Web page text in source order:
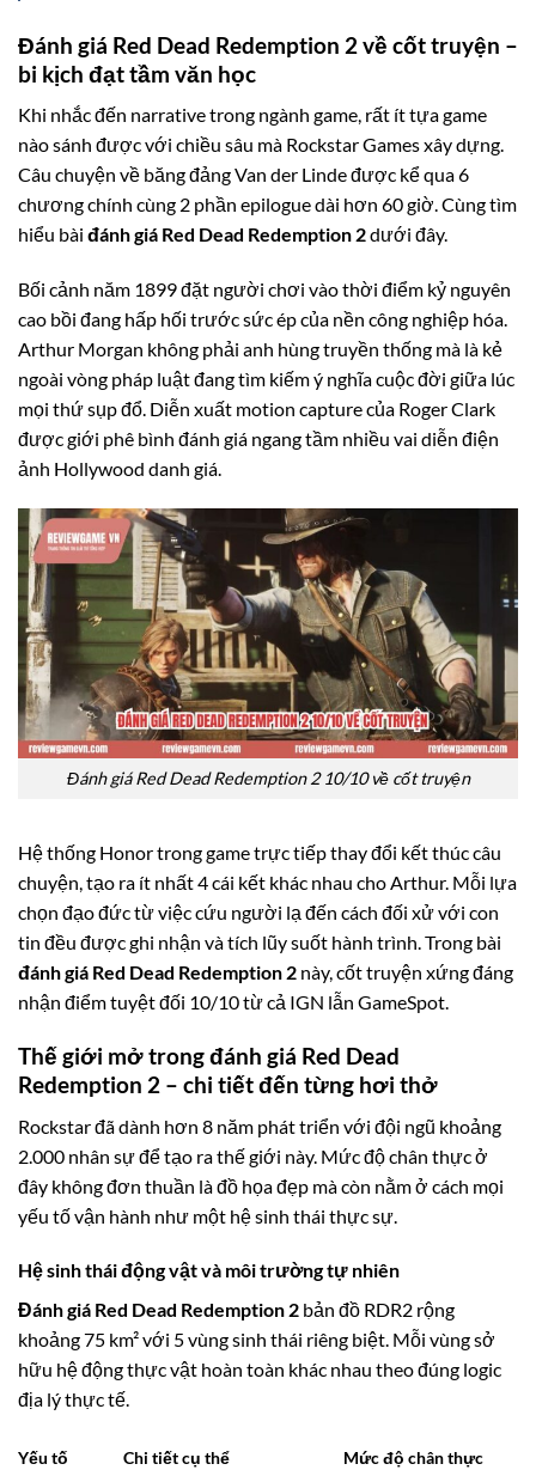
Đánh giá Red Dead Redemption 2 về cốt truyện –
bi kịch đạt tầm văn học
Khi nhắc đến narrative trong ngành game, rất ít tựa game
nào sánh được với chiều sâu mà Rockstar Games xây dựng.
Câu chuyện về băng đảng Van der Linde được kể qua 6
chương chính cùng 2 phần epilogue dài hơn 60 giờ. Cùng tìm
hiểu bài đánh giá Red Dead Redemption 2dưới đây.
Bối cảnh năm 1899 đặt người chơi vào thời điểm kỷ nguyên
cao bồi đang hấp hối trước sức ép của nền công nghiệp hóa.
Arthur Morgan không phải anh hùng truyền thống mà là kẻ
ngoài vòng pháp luật đang tìm kiếm ý nghĩa cuộc đời giữa lúc
mọi thứ sụp đổ. Diễn xuất motion capture của Roger Clark
được giới phê bình đánh giá ngang tầm nhiều vai diễn điện
ảnh Hollywood danh giá.
Đánh giá Red Dead Redemption 2 10/10 về cốt truyện
Hệ thống Honor trong game trực tiếp thay đổi kết thúc câu
chuyện, tạo ra ít nhất 4 cái kết khác nhau cho Arthur. Mỗi lựa
chọn đạo đức từ việc cứu người lạ đến cách đối xử với con
tin đều được ghi nhận và tích lũy suốt hành trình. Trong bài
đánh giá Red Dead Redemption 2 này, cốt truyện xứng đáng
nhận điểm tuyệt đối 10/10 từ cả IGN lẫn GameSpot.
Thế giới mở trong đánh giá Red Dead
Redemption 2 – chi tiết đến từng hơi thở
Rockstar đã dành hơn 8 năm phát triển với đội ngũ khoảng
2.000 nhân sự để tạo ra thế giới này. Mức độ chân thực ở
đây không đơn thuần là đồ họa đẹp mà còn nằm ở cách mọi
yếu tố vận hành như một hệ sinh thái thực sự.
Hệ sinh thái động vật và môi trường tự nhiên
Đánh giá Red Dead Redemption 2 bản đồ RDR2 rộng
khoảng 75 km² với 5 vùng sinh thái riêng biệt. Mỗi vùng sở
hữu hệ động thực vật hoàn toàn khác nhau theo đúng logic
địa lý thực tế.
Yếu tố Chi tiết cụ thể
Mức độ chân thực